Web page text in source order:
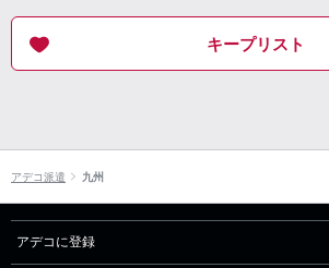
キープリスト
アデコ派遣 九州
アデコに登録